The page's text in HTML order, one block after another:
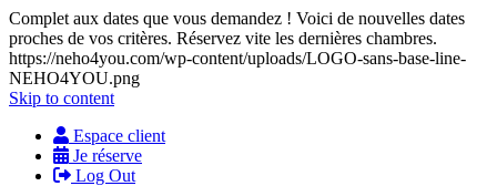
Complet aux dates que vous demandez ! Voici de nouvelles dates
proches de vos critères. Réservez vite les dernières chambres.
https://neho4you.com/wp-content/uploads/LOGO-sans-base-line-
NEHO4YOU.png
Skip to content
Espace client
Je réserve
Log Out